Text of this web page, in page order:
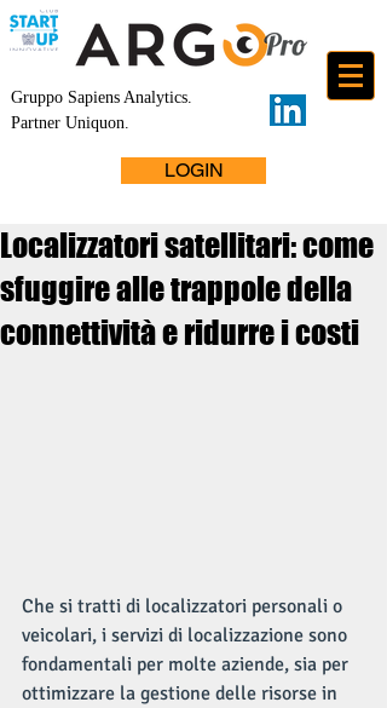
Gruppo Sapiens Analytics.
Partner Uniquon.
LOGIN
Localizzatori satellitari: come
sfuggire alle trappole della
connettività e ridurre i costi
Che si tratti di localizzatori personali o
veicolari, i servizi di localizzazione sono
fondamentali per molte aziende, sia per
ottimizzare la gestione delle risorse in